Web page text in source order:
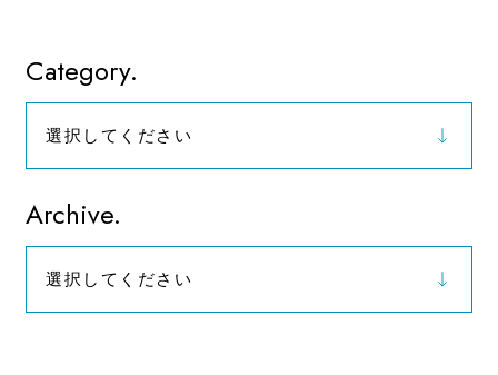
Category.
選択してください
お知らせ
Archive.
選択してください